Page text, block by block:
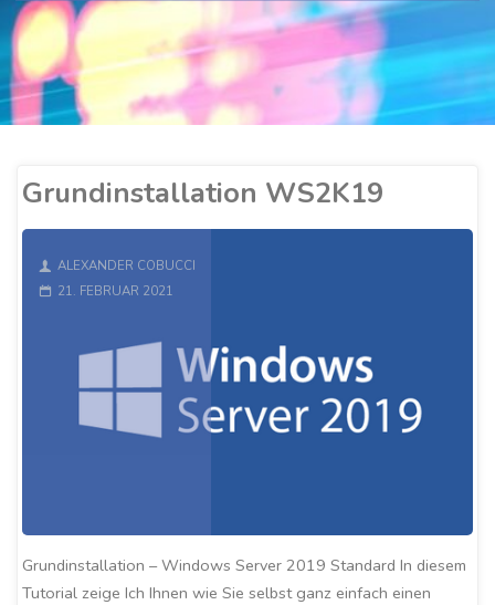
Grundinstallation WS2K19
ALEXANDER COBUCCI
21. FEBRUAR 2021
Grundinstallation – Windows Server 2019 Standard In diesem
Tutorial zeige Ich Ihnen wie Sie selbst ganz einfach einen